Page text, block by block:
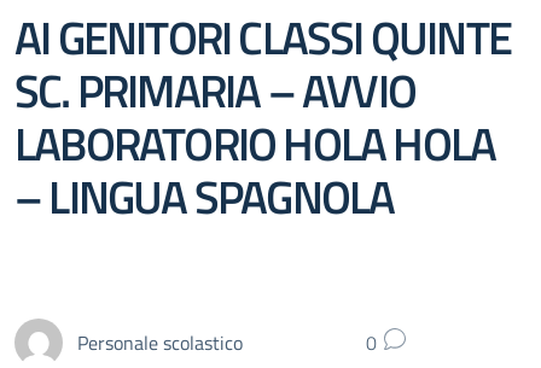
AI GENITORI CLASSI QUINTE
SC. PRIMARIA – AVVIO
LABORATORIO HOLA HOLA
– LINGUA SPAGNOLA
Personale scolastico 0